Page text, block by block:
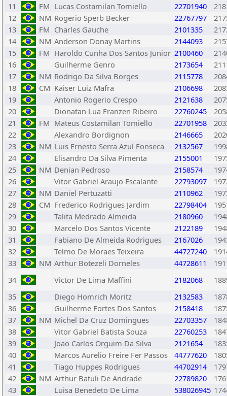
11
FM Lucas Costamilan Tomiello 22701940
12
NM Rogerio Sperb Becker 22767797
13
FM Charles Gauche 2101335
14
NM Anderson Donay Martins 2144093
15
FM Haroldo Cunha Dos Santos Junior 2100460
16
Guilherme Genro 2173654
17
NM Rodrigo Da Silva Borges 2115778
18
CM Kaiser Luiz Mafra 2106698
19
Antonio Rogerio Crespo 2121638
20
Dionatan Lua Franzen Ribeiro 22760245
21
FM Mateus Costamilan Tomiello 22701958
22
Alexandro Bordignon 2146665
23
NM Luis Ernesto Serra Azul Fonseca 2132567
24
Elisandro Da Silva Pimenta 2155001
25
NM Denian Pedroso 2158574
26
Vitor Gabriel Araujo Escalante 22793097
27
NM Daniel Pertuzatti 2110962
28
CM Frederico Rodrigues Jardim 22798404
29
Talita Medrado Almeida 2180960
30
Marcelo Dos Santos Vicente 2122189
31
Fabiano De Almeida Rodrigues 2167026
32
Telmo De Moraes Teixeira 44727240
33
NM Arthur Botezeli Dorneles 44728611
34
Victor De Lima Maffini 2182068
35
Diego Homrich Moritz 2132583
36
Guilherme Fortes Dos Santos 2158418
37
NM Michel Da Cruz Domingues 22703357
38
Vitor Gabriel Batista Souza 22760253
39
Joao Carlos Orguim Da Silva 2121654
40
Marcos Aurelio Freire Fer Passos 44777620
41
Tiago Huppes Rodrigues 44702914
42
NM Arthur Batuli De Andrade 22789820
43
Luisa Benedeto De Lima 538026945